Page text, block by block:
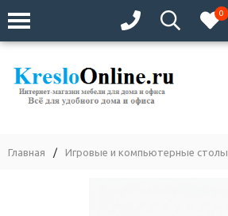
0
Главная / Игровые и компьютерные столы